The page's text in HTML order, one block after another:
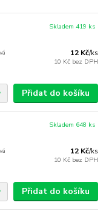
12 Kč/ks
10 Kč bez DPH
Skladem 419 ks
Přidat do košíku
12 Kč/ks
10 Kč bez DPH
Skladem 648 ks
Přidat do košíku